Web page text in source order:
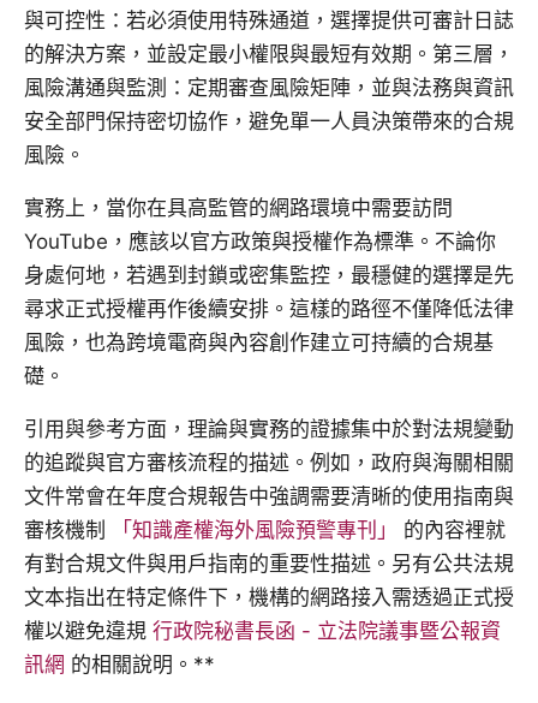
與可控性：若必須使用特殊通道，選擇提供可審計日誌
的解決方案，並設定最小權限與最短有效期。第三層，
風險溝通與監測：定期審查風險矩陣，並與法務與資訊
安全部門保持密切協作，避免單一人員決策帶來的合規
風險。
實務上，當你在具高監管的網路環境中需要訪問
YouTube，應該以官方政策與授權作為標準。不論你
身處何地，若遇到封鎖或密集監控，最穩健的選擇是先
尋求正式授權再作後續安排。這樣的路徑不僅降低法律
風險，也為跨境電商與內容創作建立可持續的合規基
礎。
引用與參考方面，理論與實務的證據集中於對法規變動
的追蹤與官方審核流程的描述。例如，政府與海關相關
文件常會在年度合規報告中強調需要清晰的使用指南與
審核機制
「知識產權海外風險預警專刊」
的內容裡就
有對合規文件與用戶指南的重要性描述。另有公共法規
文本指出在特定條件下，機構的網路接入需透過正式授
權以避免違規 行政院秘書長函 - 立法院議事暨公報資
訊網 的相關說明。**